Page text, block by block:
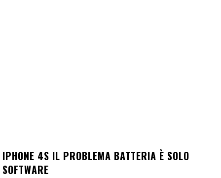
IPHONE 4S IL PROBLEMA BATTERIA È SOLO
SOFTWARE